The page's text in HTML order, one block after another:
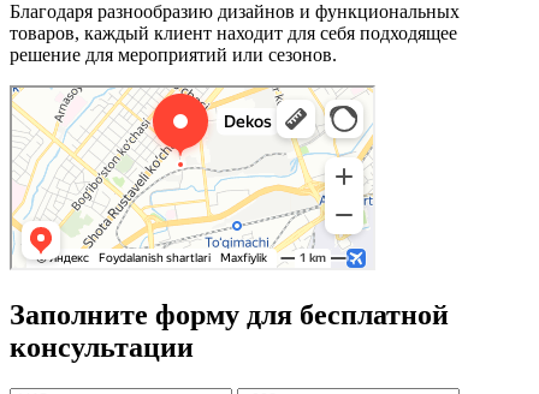
Благодаря разнообразию дизайнов и функциональных
товаров, каждый клиент находит для себя подходящее
решение для мероприятий или сезонов.
Заполните форму для бесплатной
консультации